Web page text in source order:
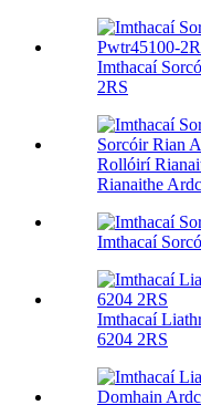
Imthacaí
2RS
Rollóirí
Rianaithe
Imthacaí
Imthacaí
6204 2RS